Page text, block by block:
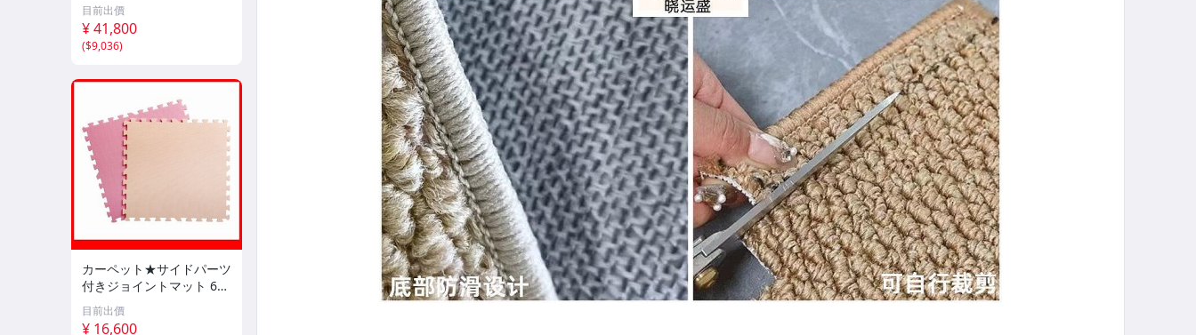
カーペット 絨毯 アンティ
ーク インテリア #710-60-
039-506
目前出價
¥ 41,800
($9,036)
カーペット★サイドパーツ
付きジョイントマット 64
枚セット 大判60cm 安心
の低ホルムアルデヒド 防
目前出價
¥ 16,600